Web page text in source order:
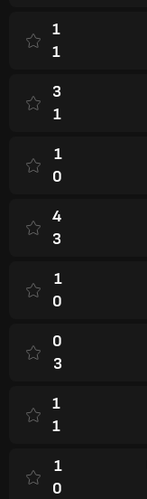
1
1
3
1
1
0
4
3
1
0
0
3
1
1
1
0